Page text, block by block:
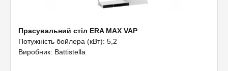
Прасувальний стіл ERA MAX VAP
Потужність бойлера (кВт): 5,2
Виробник: Battistella